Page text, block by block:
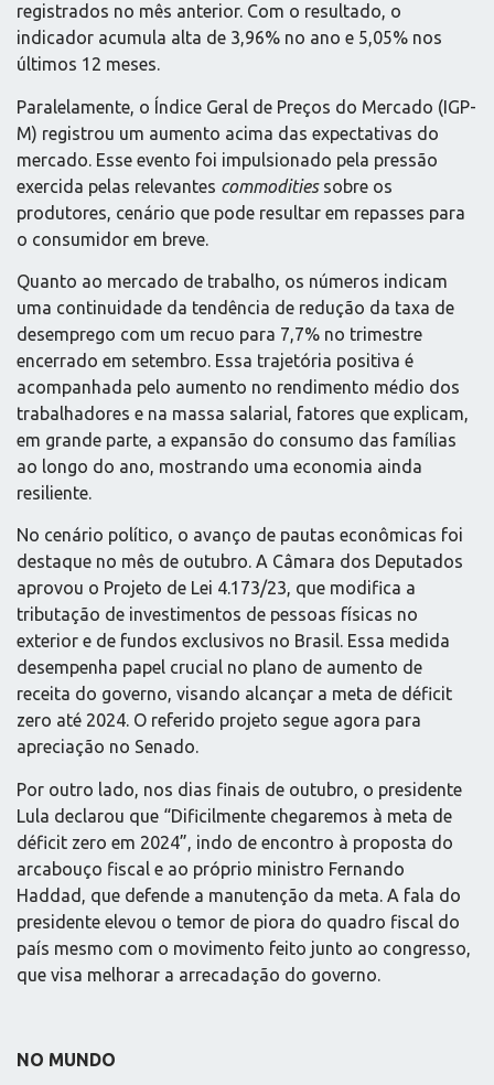
registrados no mês anterior. Com o resultado, o
indicador acumula alta de 3,96% no ano e 5,05% nos
últimos 12 meses.
Paralelamente, o Índice Geral de Preços do Mercado (IGP-
M) registrou um aumento acima das expectativas do
mercado. Esse evento foi impulsionado pela pressão
exercida pelas relevantes commoditiessobre os
produtores, cenário que pode resultar em repasses para
o consumidor em breve.
Quanto ao mercado de trabalho, os números indicam
uma continuidade da tendência de redução da taxa de
desemprego com um recuo para 7,7% no trimestre
encerrado em setembro. Essa trajetória positiva é
acompanhada pelo aumento no rendimento médio dos
trabalhadores e na massa salarial, fatores que explicam,
em grande parte, a expansão do consumo das famílias
ao longo do ano, mostrando uma economia ainda
resiliente.
No cenário político, o avanço de pautas econômicas foi
destaque no mês de outubro. A Câmara dos Deputados
aprovou o Projeto de Lei 4.173/23, que modifica a
tributação de investimentos de pessoas físicas no
exterior e de fundos exclusivos no Brasil. Essa medida
desempenha papel crucial no plano de aumento de
receita do governo, visando alcançar a meta de déficit
zero até 2024. O referido projeto segue agora para
apreciação no Senado.
Por outro lado, nos dias finais de outubro, o presidente
Lula declarou que “Dificilmente chegaremos à meta de
déficit zero em 2024”, indo de encontro à proposta do
arcabouço fiscal e ao próprio ministro Fernando
Haddad, que defende a manutenção da meta. A fala do
presidente elevou o temor de piora do quadro fiscal do
país mesmo com o movimento feito junto ao congresso,
que visa melhorar a arrecadação do governo.
NO MUNDO